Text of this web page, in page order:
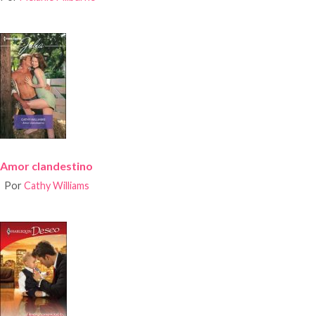
Amor clandestino
Por Cathy Williams